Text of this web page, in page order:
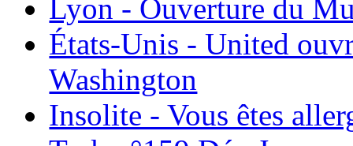
Lyon - Ouverture du
États-Unis - United
Washington
Insolite - Vous êtes